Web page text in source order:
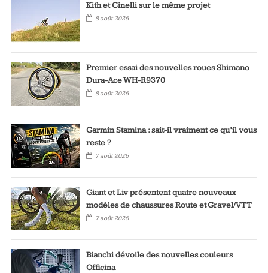
Kith et Cinelli sur le même projet
8 août 2026
Premier essai des nouvelles roues Shimano
Dura-Ace WH-R9370
8 août 2026
Garmin Stamina : sait-il vraiment ce qu’il vous
reste ?
7 août 2026
Giant et Liv présentent quatre nouveaux
modèles de chaussures Route et Gravel/VTT
7 août 2026
Bianchi dévoile des nouvelles couleurs
Officina